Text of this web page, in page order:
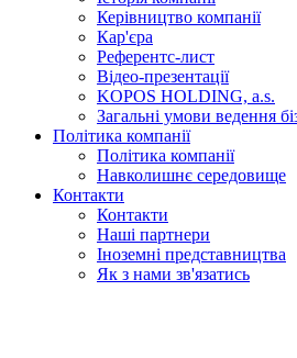
Керівництво компанії
Кар'єра
Референтс-лист
Відео-презентації
KOPOS HOLDING, a.s.
Загальні умови ведення
Політика компанії
Політика компанії
Навколишнє середовище
Контакти
Контакти
Наші партнери
Іноземні представництва
Як з нами зв'язатись